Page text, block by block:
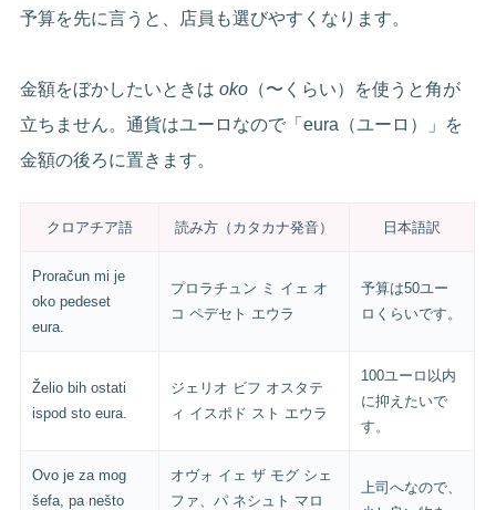
予算を先に言うと、店員も選びやすくなります。
金額をぼかしたいときはoko （〜くらい）を使うと角が
立ちません。通貨はユーロなので「eura（ユーロ）」を
金額の後ろに置きます。
クロアチア語 読み方（カタカナ発音） 日本語訳
Proračun mi je
oko pedeset
eura.
プロラチュン ミ イェ オ
コ ペデセト エウラ
予算は50ユー
ロくらいです。
Želio bih ostati
ispod sto eura.
ジェリオ ビフ オスタテ
ィ イスポド スト エウラ
100ユーロ以内
に抑えたいで
す。
Ovo je za mog
šefa, pa nešto
オヴォ イェ ザ モグ シェ
ファ、パ ネシュト マロ
上司へなので、